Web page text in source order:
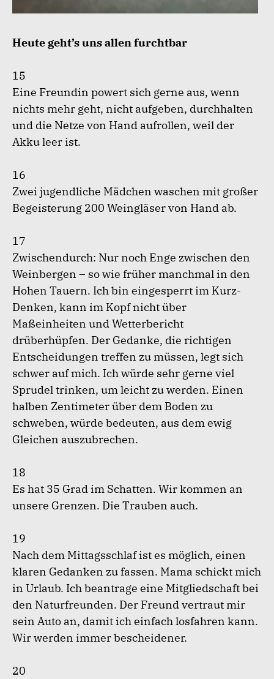
Heute geht’s uns allen furchtbar
15
Eine Freundin powert sich gerne aus, wenn
nichts mehr geht, nicht aufgeben, durchhalten
und die Netze von Hand aufrollen, weil der
Akku leer ist.
16
Zwei jugendliche Mädchen waschen mit großer
Begeisterung 200 Weingläser von Hand ab.
17
Zwischendurch: Nur noch Enge zwischen den
Weinbergen – so wie früher manchmal in den
Hohen Tauern. Ich bin eingesperrt im Kurz-
Denken, kann im Kopf nicht über
Maßeinheiten und Wetterbericht
drüberhüpfen. Der Gedanke, die richtigen
Entscheidungen treffen zu müssen, legt sich
schwer auf mich. Ich würde sehr gerne viel
Sprudel trinken, um leicht zu werden. Einen
halben Zentimeter über dem Boden zu
schweben, würde bedeuten, aus dem ewig
Gleichen auszubrechen.
18
Es hat 35 Grad im Schatten. Wir kommen an
unsere Grenzen. Die Trauben auch.
19
Nach dem Mittagsschlaf ist es möglich, einen
klaren Gedanken zu fassen. Mama schickt mich
in Urlaub. Ich beantrage eine Mitgliedschaft bei
den Naturfreunden. Der Freund vertraut mir
sein Auto an, damit ich einfach losfahren kann.
Wir werden immer bescheidener.
20